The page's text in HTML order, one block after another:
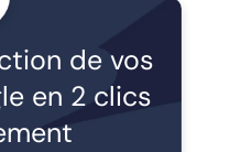
de vos
en 2 clics